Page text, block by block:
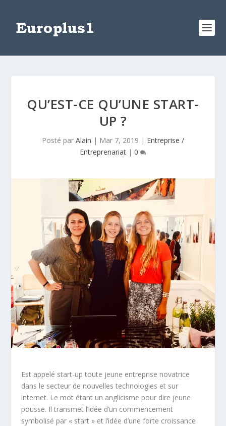
QU’EST-CE QU’UNE START-
UP ?
Posté par Alain | Mar 7, 2019 | Entreprise /
Entreprenariat | 0
Est appelé start-up toute jeune entreprise novatrice
dans le secteur de nouvelles technologies et sur
internet. Le mot étant un anglicisme pour dire jeune
pousse. Il transmet l’idée d’un commencement
symbolisé par « start » et l’idée d’une forte croissance